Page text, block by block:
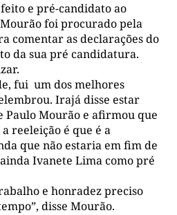
e pré-candidato ao
foi procurado pela
comentar as declarações do
da sua pré candidatura.
fui um dos melhores
Irajá disse estar
Mourão e afirmou que
reeleição é que é a
que não estaria em fim de
Ivanete Lima como pré
e honradez preciso
disse Mourão.